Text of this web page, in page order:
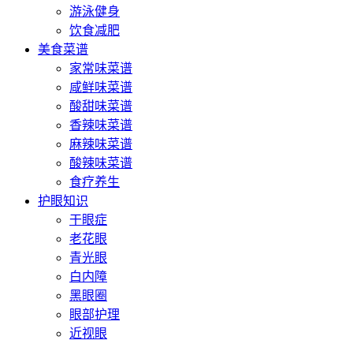
游泳健身
饮食减肥
美食菜谱
家常味菜谱
咸鲜味菜谱
酸甜味菜谱
香辣味菜谱
麻辣味菜谱
酸辣味菜谱
食疗养生
护眼知识
干眼症
老花眼
青光眼
白内障
黑眼圈
眼部护理
近视眼